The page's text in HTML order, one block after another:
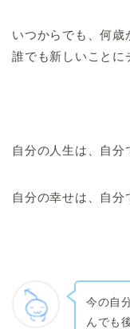
いつからでも、何歳
誰でも新しいことに
自分の人生は、自分
自分の幸せは、自分
今の自
んでも